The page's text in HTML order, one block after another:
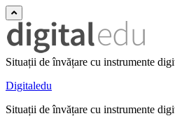
Situații de învățare cu instrumente
Digitaledu
Situații de învățare cu instrumente